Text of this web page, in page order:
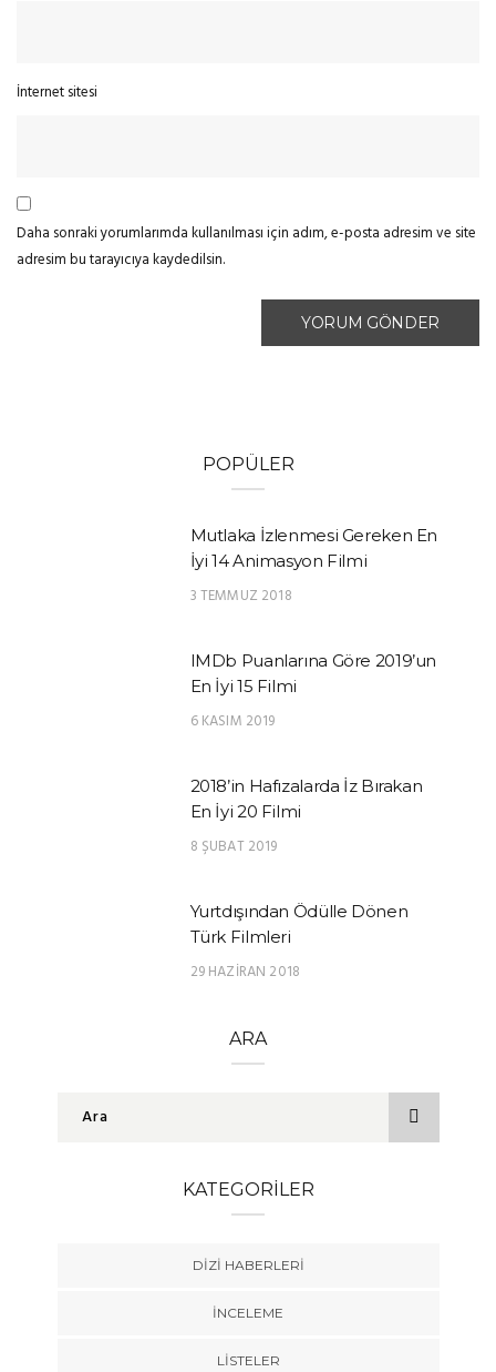
İnternet sitesi
Daha sonraki yorumlarımda kullanılması için adım, e-posta adresim ve site
adresim bu tarayıcıya kaydedilsin.
POPÜLER
Mutlaka İzlenmesi Gereken En
İyi 14 Animasyon Filmi
3 TEMMUZ 2018
IMDb Puanlarına Göre 2019’un
En İyi 15 Filmi
6 KASIM 2019
2018’in Hafızalarda İz Bırakan
En İyi 20 Filmi
8 ŞUBAT 2019
Yurtdışından Ödülle Dönen
Türk Filmleri
29 HAZIRAN 2018
ARA
KATEGORILER
DIZI HABERLERI
İNCELEME
LISTELER